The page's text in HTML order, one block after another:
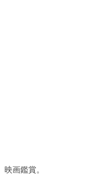
画鑑賞。